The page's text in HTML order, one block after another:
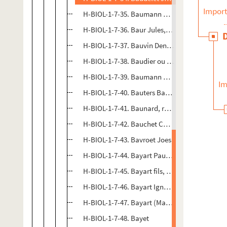
H-BIOL-1-7-35. Baumann Pierre, musicien
H-BIOL-1-7-36. Baur Jules, musicien
H-BIOL-1-7-37. Bauvin Denys (de)
H-BIOL-1-7-38. Baudier ou Baudius
H-BIOL-1-7-39. Baumann Pierre, musicien
H-BIOL-1-7-40. Bauters Balthasar, marchand
H-BIOL-1-7-41. Baunard, recteur des facultés
H-BIOL-1-7-42. Bauchet Charles, poète
H-BIOL-1-7-43. Bavroet Joes
H-BIOL-1-7-44. Bayart Pauline Eugénie
H-BIOL-1-7-45. Bayart fils, officier municipal
H-BIOL-1-7-46. Bayart Ignace, médecin du
H-BIOL-1-7-47. Bayart (Madame), nourrice de
H-BIOL-1-7-48. Bayet